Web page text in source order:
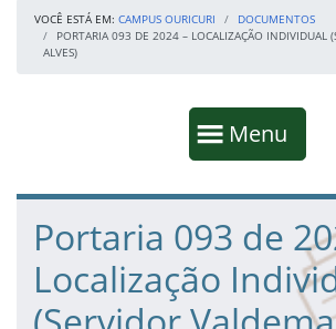
VOCÊ ESTÁ EM: CAMPUS OURICURI
DOCUMENTOS
PORTARIA 093 DE 2024 – LOCALIZAÇÃO INDIVIDUAL
ALVES)
Mostrar
Menu
Fim da navegação
Início do conteúdo
Portaria 093 de
Localização